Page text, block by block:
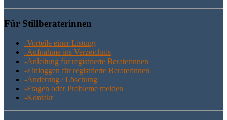
Für Still­be­ra­te­rin­nen
-Vor­tei­le einer Listung
-Auf­nah­me ins Verzeichnis
-Anlei­tung für regis­trier­te Beraterinnen
-Ein­log­gen für regis­trier­te Beraterinnen
-Ände­rung / Löschung
-Fra­gen oder Pro­ble­me melden
-Kon­takt